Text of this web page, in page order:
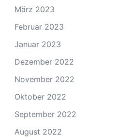
März 2023
Februar 2023
Januar 2023
Dezember 2022
November 2022
Oktober 2022
September 2022
August 2022